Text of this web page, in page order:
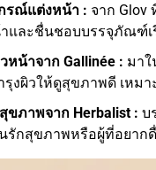
รณ์แต่งหน้า : จาก Glov
และชื่นชอบบรรจุภัณฑ์เ
น้าจาก Gallinée : มา
งผิวให้ดูสุขภาพดี เหม
ขภาพจาก Herbalist : บ
รักสุขภาพหรือผู้ที่อยาก